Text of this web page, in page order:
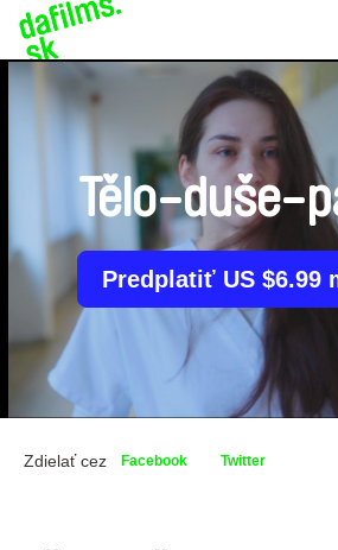
Tělo-duše-
Predplatiť US $6.99
Zdielať cez Facebook Twitter